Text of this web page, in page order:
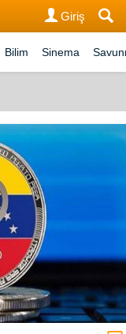
Giriş
Bilim Sinema